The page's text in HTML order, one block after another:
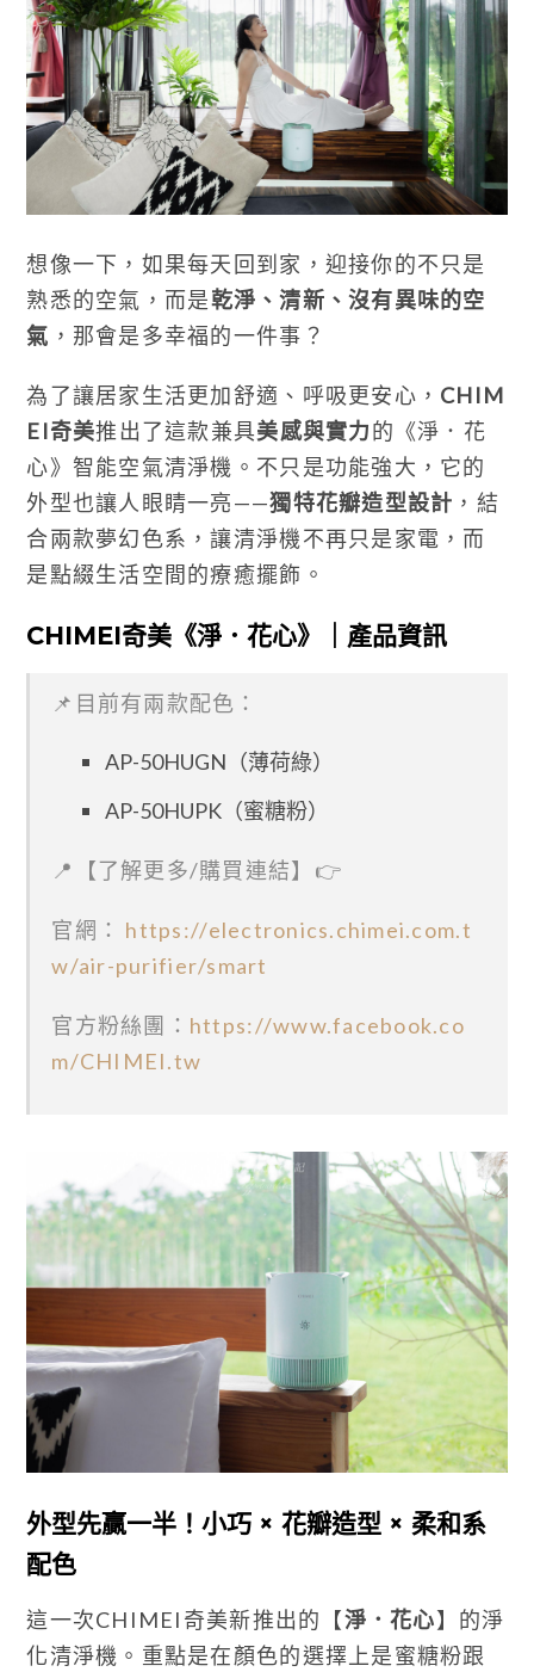
想像一下，如果每天回到家，迎接你的不只是
熟悉的空氣，而是乾淨、清新、沒有異味的空
氣 ，那會是多幸福的一件事？
為了讓居家生活更加舒適、呼吸更安心， CHIM
EI奇美推出了這款兼具美感與實力的《淨．花
心》智能空氣清淨機。不只是功能強大，它的
外型也讓人眼睛一亮——獨特花瓣造型設計 ，結
合兩款夢幻色系，讓清淨機不再只是家電，而
是點綴生活空間的療癒擺飾。
CHIMEI奇美《淨．花心》｜產品資訊
📌目前有兩款配色：
AP-50HUGN（薄荷綠）
AP-50HUPK（蜜糖粉）
📍【了解更多/購買連結】👉
官網： https://electronics.chimei.com.t
w/air-purifier/smart
官方粉絲團： https://www.facebook.co
m/CHIMEI.tw
外型先贏一半！小巧 × 花瓣造型 × 柔和系
配色
這一次CHIMEI奇美新推出的【淨．花心】的淨
化清淨機。重點是在顏色的選擇上是蜜糖粉跟